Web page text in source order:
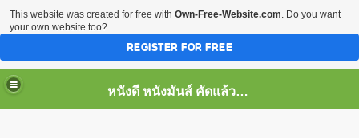
หนังดี หนังมันส์ คัดแล้ว เพื่อคุณ
This website was created for free with Own-Free-Website.com. Do you want
your own website too?
REGISTER FOR FREE